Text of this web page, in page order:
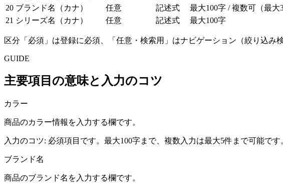
20 ブランド名（カナ） 任意 記述式 最大100字 / 複数可（最大3
21 シリーズ名（カナ） 任意 記述式 最大100字
区分「必須」は登録に必須、「任意・検索用」はナビゲーション（絞り込み
GUIDE
主要項目の意味と入力のコツ
カラー
商品のカラー情報を入力する欄です。
入力のコツ: 必須項目です。最大100字まで、複数入力は最大5件まで可能です
ブランド名
商品のブランド名を入力する欄です。